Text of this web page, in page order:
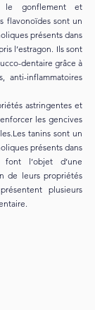
le gonflement et
flavonoïdes sont un
présents dans
l’estragon. Ils sont
dentaire grâce à
anti-inflammatoires
astringentes et
les gencives
tanins sont un
présents dans
l’objet d’une
de leurs propriétés
plusieurs